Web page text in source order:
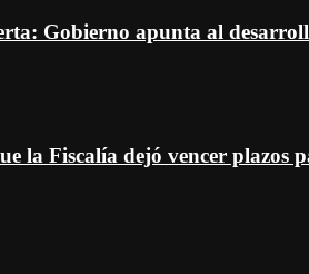
Gobierno apunta al
la Fiscalía dejó vencer plazos